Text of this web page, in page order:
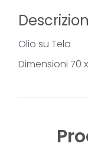
Olio su Tela
Dimensioni 70